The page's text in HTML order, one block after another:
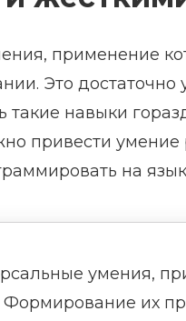
применение
Это достаточно
навыки
привести умение
на
умения,
их